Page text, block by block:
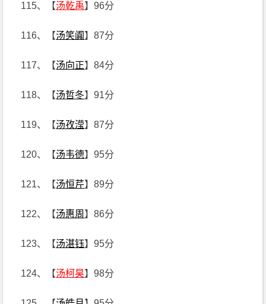
115、【汤乾禹】96分
116、【汤笑阗 】87分
117、【汤向正】84分
118、【汤哲冬】91分
119、【汤孜滢】87分
120、【汤韦德】95分
121、【汤恒芹】89分
122、【汤惠周 】86分
123、【汤湛钰】95分
124、【汤柯昊】98分